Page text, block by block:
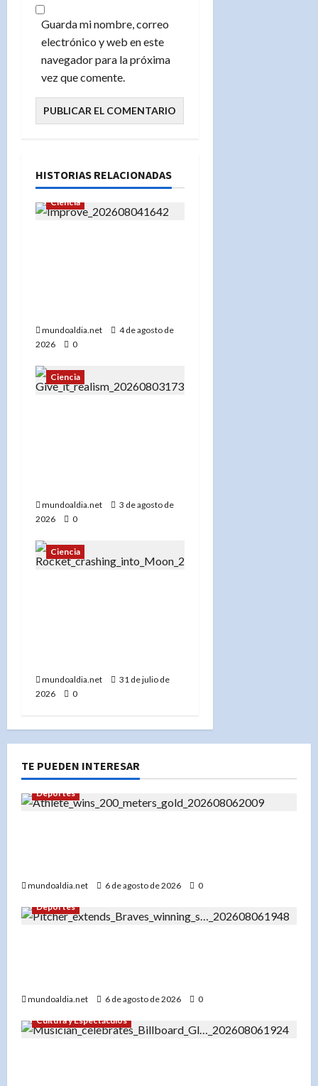
Guarda mi nombre, correo
electrónico y web en este
navegador para la próxima
vez que comente.
HISTORIAS RELACIONADAS
Ciencia
mundoaldia.net
4 de agosto de
2026
0
Ciencia
mundoaldia.net
3 de agosto de
2026
0
Ciencia
mundoaldia.net
31 de julio de
2026
0
TE PUEDEN INTERESAR
Deportes
mundoaldia.net 6 de agosto de 2026
0
Deportes
mundoaldia.net 6 de agosto de 2026
0
Cultura y Espectáculos